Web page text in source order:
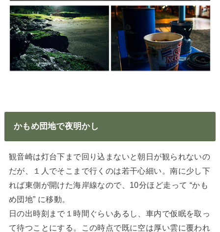
かもめ団地で夜明かし
観音崎は灯台下まで回り込まないと朝日が観られないの
だが、１人でそこまで行くのは若干心細い。南に少し下
れば東側が開けた海岸線なので、10分ほど走って “かも
め団地” に移動。
日の出時刻まで１時間ぐらいあるし、車内で仮眠を取っ
て待つことにする。この時点で既に空は厚い雲に覆われ